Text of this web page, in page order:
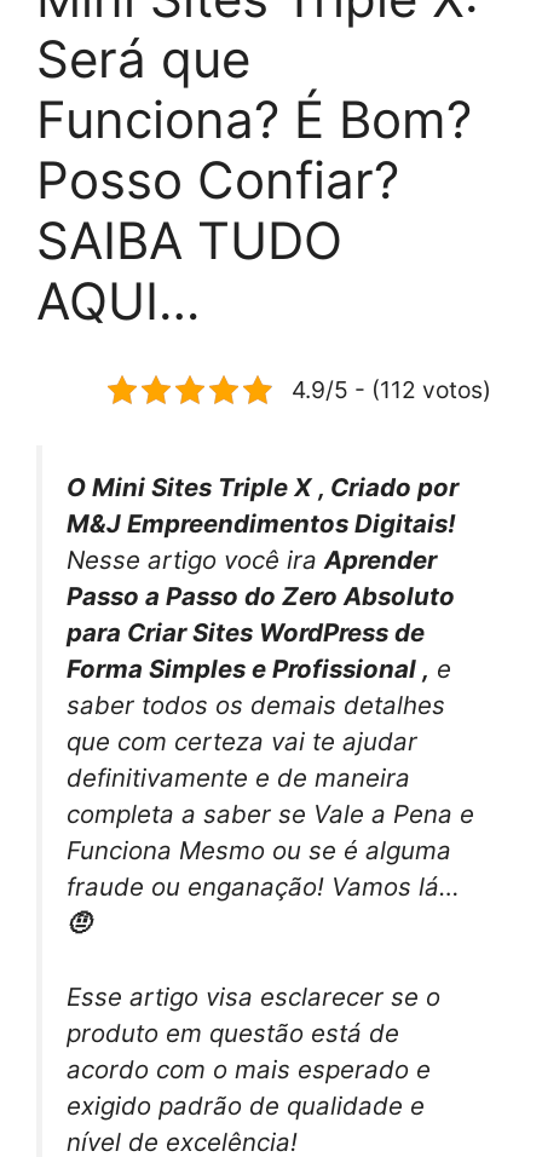
Será que
Funciona? É Bom?
Posso Confiar?
SAIBA TUDO
AQUI…
4.9/5 - (112 votos)
O Mini Sites Triple X , Criado por
M&J Empreendimentos Digitais!
Nesse artigo você ira Aprender
Passo a Passo do Zero Absoluto
para Criar Sites WordPress de
Forma Simples e Profissional , e
saber todos os demais detalhes
que com certeza vai te ajudar
definitivamente e de maneira
completa a saber se Vale a Pena e
Funciona Mesmo ou se é alguma
fraude ou enganação! Vamos lá…
🤨
Esse artigo visa esclarecer se o
produto em questão está de
acordo com o mais esperado e
exigido padrão de qualidade e
nível de excelência!